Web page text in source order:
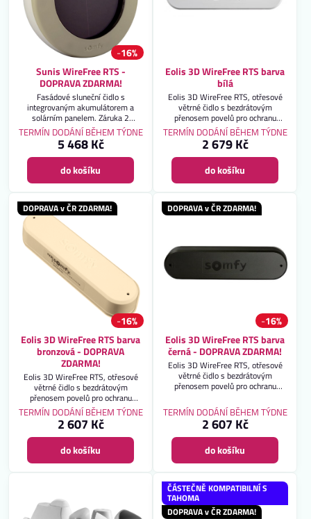
16%
Sunis WireFree RTS -
DOPRAVA ZDARMA!
Fasádové sluneční čidlo s
integrovaným akumulátorem a
solárním panelem. Záruka 2
roky.DOPRAVA ZDARMA!
TERMÍN DODÁNÍ BĚHEM TÝDNE
5 468 Kč
do košíku
Eolis 3D WireFree RTS barva
bílá
Eolis 3D WireFree RTS, otřesové
větrné čidlo s bezdrátovým
přenosem povelů pro ochranu
markýzy. Záruka 2 roky.
TERMÍN DODÁNÍ BĚHEM TÝDNE
2 679 Kč
do košíku
16%
DOPRAVA v ČR ZDARMA!
Eolis 3D WireFree RTS barva
bronzová - DOPRAVA
ZDARMA!
Eolis 3D WireFree RTS, otřesové
větrné čidlo s bezdrátovým
přenosem povelů pro ochranu
markýzy. Záruka 2 roky. DOPRAVA
ZDARMA!
TERMÍN DODÁNÍ BĚHEM TÝDNE
2 607 Kč
do košíku
16%
DOPRAVA v ČR ZDARMA!
Eolis 3D WireFree RTS barva
černá - DOPRAVA ZDARMA!
Eolis 3D WireFree RTS, otřesové
větrné čidlo s bezdrátovým
přenosem povelů pro ochranu
ZDARMA!
TERMÍN DODÁNÍ BĚHEM TÝDNE
2 607 Kč
do košíku
ČÁSTEČNĚ KOMPATIBILNÍ S
TAHOMA
DOPRAVA v ČR ZDARMA!